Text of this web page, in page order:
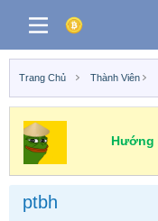
Trang Chủ Thành Viên
Hướng
ptbh